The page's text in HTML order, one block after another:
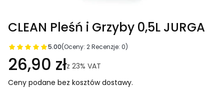
CLEAN Pleśń i Grzyby 0,5L JURGA
5.00(Oceny: 2 Recenzje: 0)
26,90 złz 23% VAT
Ceny podane bez kosztów dostawy.